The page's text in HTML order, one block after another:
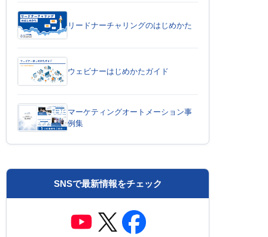
リードナーチャリングのはじめかた
ウェビナーはじめかたガイド
マーケティングオートメーション事
例集
SNSで最新情報をチェック